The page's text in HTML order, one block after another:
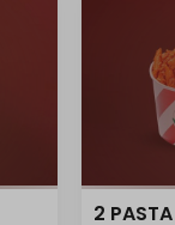
2 PASTA